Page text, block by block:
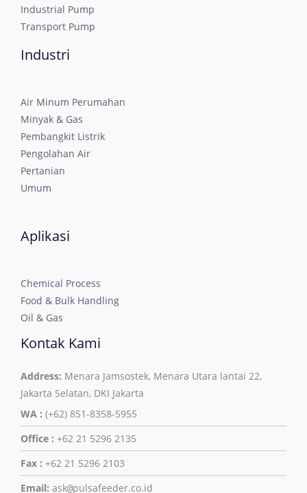
Industrial Pump
Transport Pump
Industri
Air Minum Perumahan
Minyak & Gas
Pembangkit Listrik
Pengolahan Air
Pertanian
Umum
Aplikasi
Chemical Process
Food & Bulk Handling
Oil & Gas
Kontak Kami
Address: Menara Jamsostek, Menara Utara lantai 22,
Jakarta Selatan, DKI Jakarta
WA : (+62) 851-8358-5955
Office : +62 21 5296 2135
Fax : +62 21 5296 2103
Email: ask@pulsafeeder.co.id